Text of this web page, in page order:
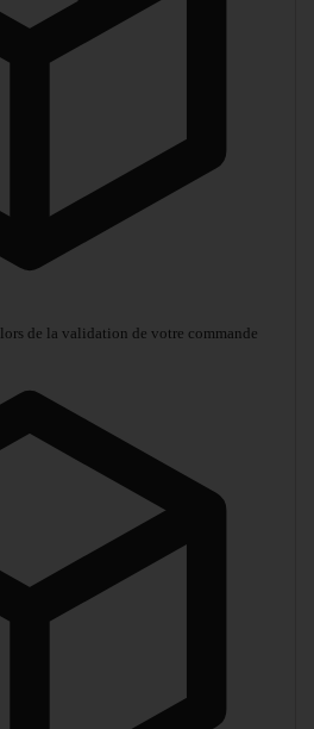
lors de la validation de votre commande